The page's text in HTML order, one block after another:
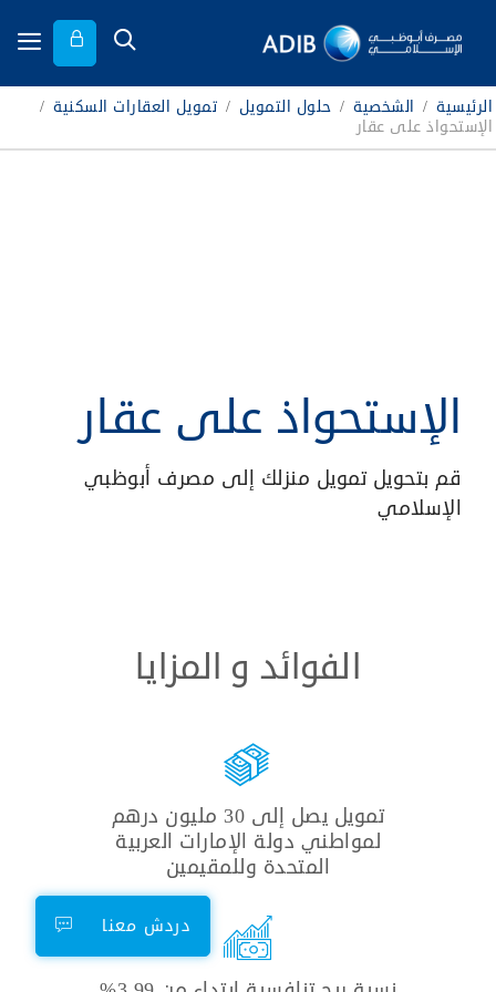
الرئيسية / الشخصية / حلول التمويل / تمويل العقارات السكنية /
الإستحواذ على عقار
الإستحواذ على عقار
قم بتحويل تمويل منزلك إلى مصرف أبوظبي
الإسلامي
الفوائد و المزايا
تمويل يصل إلى 30 مليون درهم
لمواطني دولة الإمارات العربية
المتحدة وللمقيمين
دردش معنا